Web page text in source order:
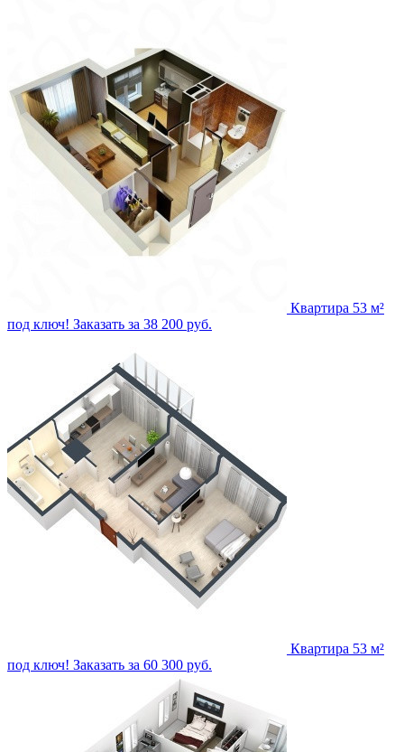
Квартира 53 м²
под ключ! Заказать за 38 200 руб.
Квартира 53 м²
под ключ! Заказать за 60 300 руб.